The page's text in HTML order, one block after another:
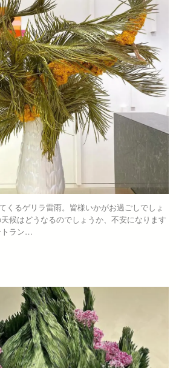
くるゲリラ雷雨。皆様いかがお過ごしでしょ
候はどうなるのでしょうか、不安になります
トラン…